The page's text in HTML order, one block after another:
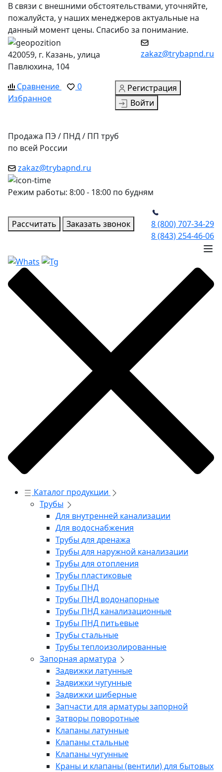
В связи с внешними обстоятельствами, уточняйте,
пожалуйста, у наших менеджеров актуальные на
данный момент цены. Спасибо за понимание.
420059, г. Казань, улица
Павлюхина, 104
zakaz@trybapnd.ru
Сравнение
0
Избранное
Регистрация
Войти
Продажа ПЭ / ПНД / ПП труб
по всей России
zakaz@trybapnd.ru
Режим работы: 8:00 - 18:00 по будням
Рассчитать Заказать звонок
8 (800) 707-34-29
8 (843) 254-46-06
Каталог продукции
Трубы
Для внутренней канализации
Для водоснабжения
Трубы для дренажа
Трубы для наружной канализации
Трубы для отопления
Трубы пластиковые
Трубы ПНД
Трубы ПНД водонапорные
Трубы ПНД канализационные
Трубы ПНД питьевые
Трубы стальные
Трубы теплоизолированные
Запорная арматура
Задвижки латунные
Задвижки чугунные
Задвижки шиберные
Запчасти для арматуры запорной
Затворы поворотные
Клапаны латунные
Клапаны стальные
Клапаны чугунные
Краны и клапаны (вентили) для бытовых